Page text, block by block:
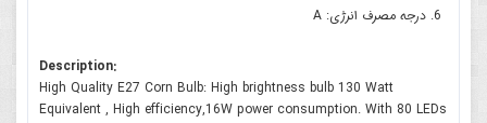
درجه مصرف انرژی: A
Description:
High Quality E27 Corn Bulb: High brightness bulb 130 Watt
Equivalent , High efficiency,16W power consumption. With 80 LEDs